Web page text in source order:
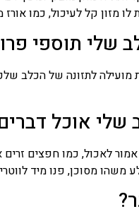
לו מזון קל לעיכול, כמו
שלי תוספי
מועילה לתזונה של הכלב
אוכל
לאכול, כמו חפצים זרים
מסוכן, פנו מיד